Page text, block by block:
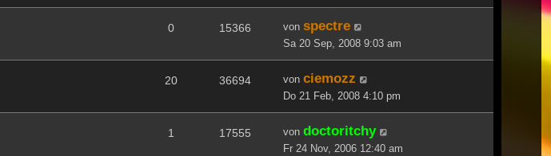
0 15366 von spectre
Sa 20 Sep, 2008 9:03 am
20 36694 von ciemozz
Do 21 Feb, 2008 4:10 pm
1 17555 von doctoritchy
Fr 24 Nov, 2006 12:40 am